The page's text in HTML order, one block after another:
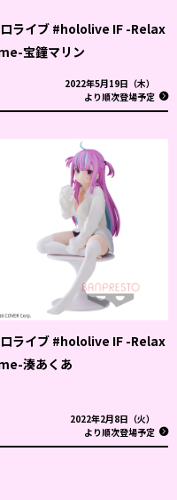
ライブ #hololive IF -Relax
宝鐘マリン
2022年5月19日（木）
より順次登場予定
ライブ #hololive IF -Relax
湊あくあ
2022年2月8日（火）
より順次登場予定